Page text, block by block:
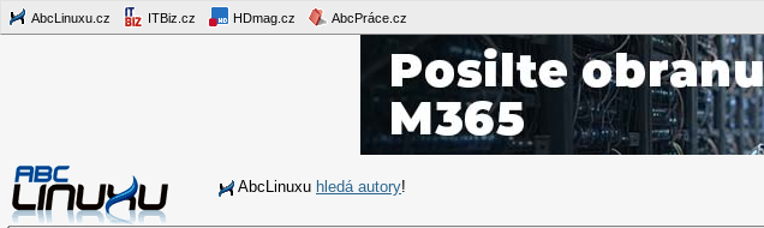
AbcLinuxu.cz ITBiz.cz HDmag.cz AbcPráce.cz
AbcLinuxu hledá autory!